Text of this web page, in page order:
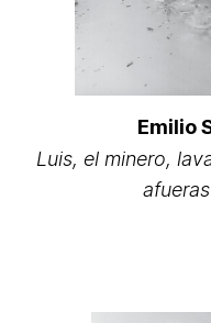
Emilio
Luis, el minero,